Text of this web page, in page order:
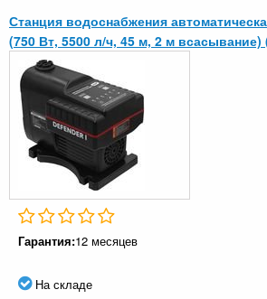
Станция водоснабжения
(750 Вт, 5500 л/ч, 45 м, 2 м всасывание)
Гарантия:12 месяцев
На складе